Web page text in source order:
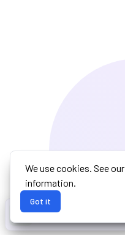
We use cookies. See our
information.
Got it